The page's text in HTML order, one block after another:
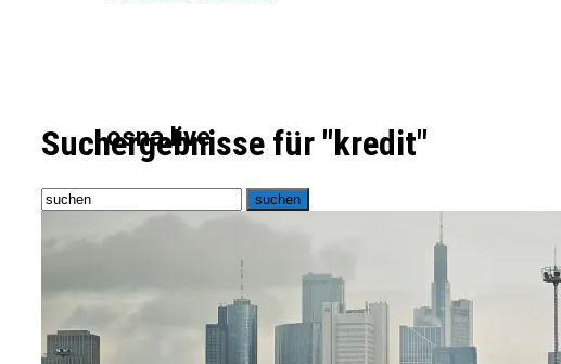
osna.live
Suchergebnisse für "kredit"